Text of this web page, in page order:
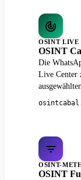
OSINT LIVE
OSINT
Die
Live Center
OSINT-
OSINT